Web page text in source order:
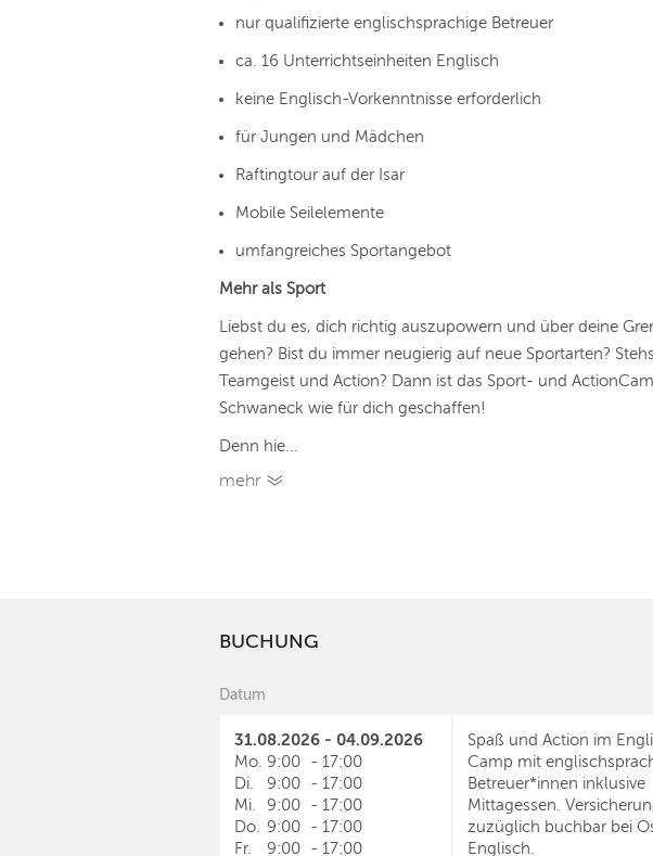
nur qualifizierte englischsprachige Betreuer
ca. 16 Unterrichtseinheiten Englisch
keine Englisch-Vorkenntnisse erforderlich
für Jungen und Mädchen
Raftingtour auf der Isar
Mobile Seilelemente
umfangreiches Sportangebot
Mehr als Sport
Liebst du es, dich richtig auszupowern und über deine
gehen? Bist du immer neugierig auf neue Sportarten?
Teamgeist und Action? Dann ist das Sport- und
Schwaneck wie für dich geschaffen!
Denn hie...
mehr
BUCHUNG
Datum
31.08.2026 - 04.09.2026
Mo. 9:00 - 17:00
Di.
9:00 - 17:00
Mi.
9:00 - 17:00
Do.
9:00 - 17:00
Fr.
9:00 - 17:00
Spaß und Action im
Camp mit
Betreuer*innen inklusive
Mittagessen.
zuzüglich buchbar bei
Englisch.